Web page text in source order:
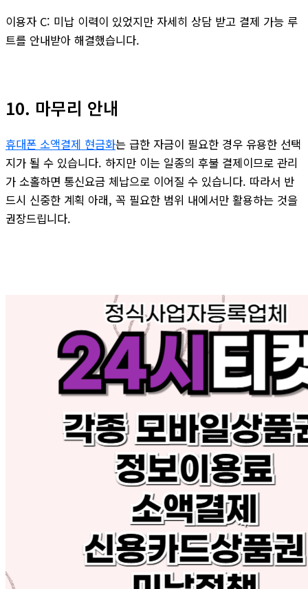
이용자 C: 미납 이력이 있었지만 자세히 상담 받고 결제 가능 루
트를 안내받아 해결했습니다.
10. 마무리 안내
휴대폰 소액결제 현금화는 급한 자금이 필요한 경우 유용한 선택
지가 될 수 있습니다. 하지만 이는 일종의 후불 결제이므로 관리
가 소홀하면 통신요금 체납으로 이어질 수 있습니다. 따라서 반
드시 신중한 계획 아래, 꼭 필요한 범위 내에서만 활용하는 것을
권장드립니다.